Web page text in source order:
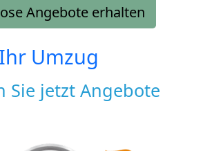
Angebote erhalten
Ihr Umzug
Sie jetzt Angebote